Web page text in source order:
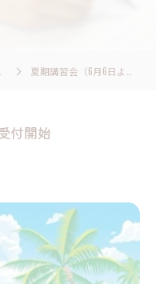
夏期講習会（6月6日より）受付開始
付開始